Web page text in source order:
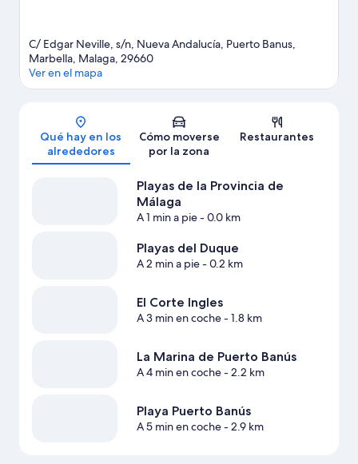
C/ Edgar Neville, s/n, Nueva Andalucía, Puerto Banus,
Marbella, Malaga, 29660
Ver en el mapa
Qué hay en los
alrededores
Cómo moverse
por la zona
Restaurantes
Playas de la Provincia de
Málaga
A 1 min a pie- 0.0 km
Playas del Duque
A 2 min a pie- 0.2 km
El Corte Ingles
A 3 min en coche- 1.8 km
La Marina de Puerto Banús
A 4 min en coche- 2.2 km
Playa Puerto Banús
A 5 min en coche- 2.9 km